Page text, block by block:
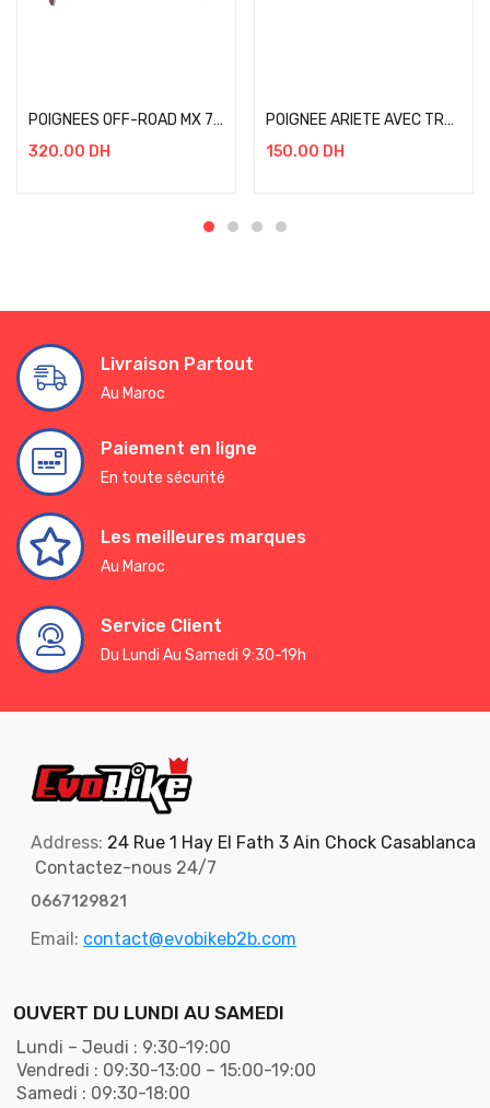
POIGNEES OFF-ROAD MX 74-BORDEAUX
320.00 DH
POIGNEE ARIETE AVEC TROU
150.00 DH
Livraison Partout
Au Maroc
Paiement en ligne
En toute sécurité
Les meilleures marques
Au Maroc
Service Client
Du Lundi Au Samedi 9:30-19h
Address: 24 Rue 1 Hay El Fath 3 Ain Chock Casablanca
Contactez-nous 24/7
0667129821
Email: contact@evobikeb2b.com
OUVERT DU LUNDI AU SAMEDI
Lundi – Jeudi : 9:30-19:00
Vendredi : 09:30-13:00 – 15:00-19:00
Samedi : 09:30-18:00